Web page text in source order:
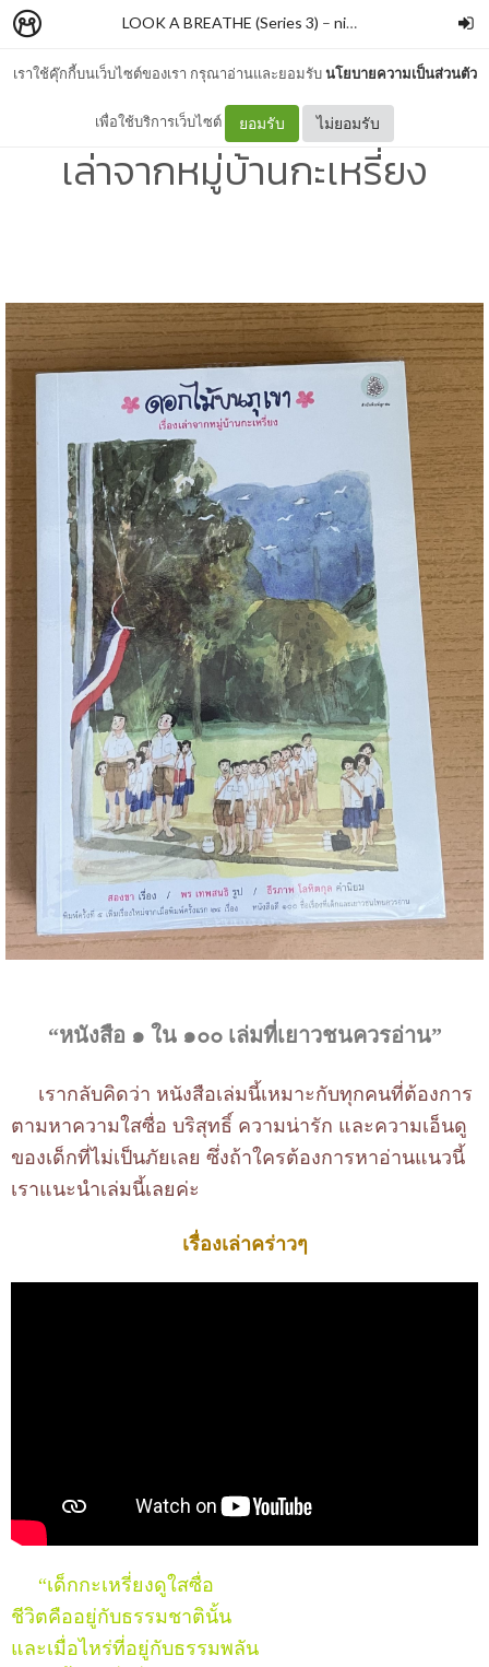
เราใช้คุ๊กกี้บนเว็บไซต์ของเรา กรุณาอ่านและยอมรับนโยบายความเป็นส่วนตัว
เพื่อใช้บริการเว็บไซต์ ยอมรับ ไม่ยอมรับ
LOOK A BREATHE (Series 3) – nimon
#569 ดอกไม้บนภูเขา เรื่อง
เล่าจากหมู่บ้านกะเหรี่ยง
“หนังสือ ๑ ใน ๑๐๐ เล่มที่เยาวชนควรอ่าน”
เรากลับคิดว่า หนังสือเล่มนี้เหมาะกับทุกคนที่ต้องการ
ตามหาความใสซื่อ บริสุทธิ์ ความน่ารัก และความเอ็นดู
ของเด็กที่ไม่เป็นภัยเลย ซึ่งถ้าใครต้องการหาอ่านแนวนี้
เราแนะนำเล่มนี้เลยค่ะ
เรื่องเล่าคร่าวๆ
“เด็กกะเหรี่ยงดูใสซื่อ
ชีวิตคืออยู่กับธรรมชาตินั้น
และเมื่อไหร่ที่อยู่กับธรรมพลัน